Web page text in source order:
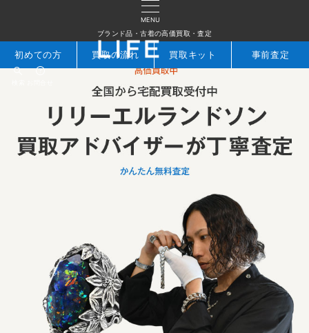
MENU
ブランド品・古着の高価買取・査定
初めての方 買取の流れ 買取キット 事前査定